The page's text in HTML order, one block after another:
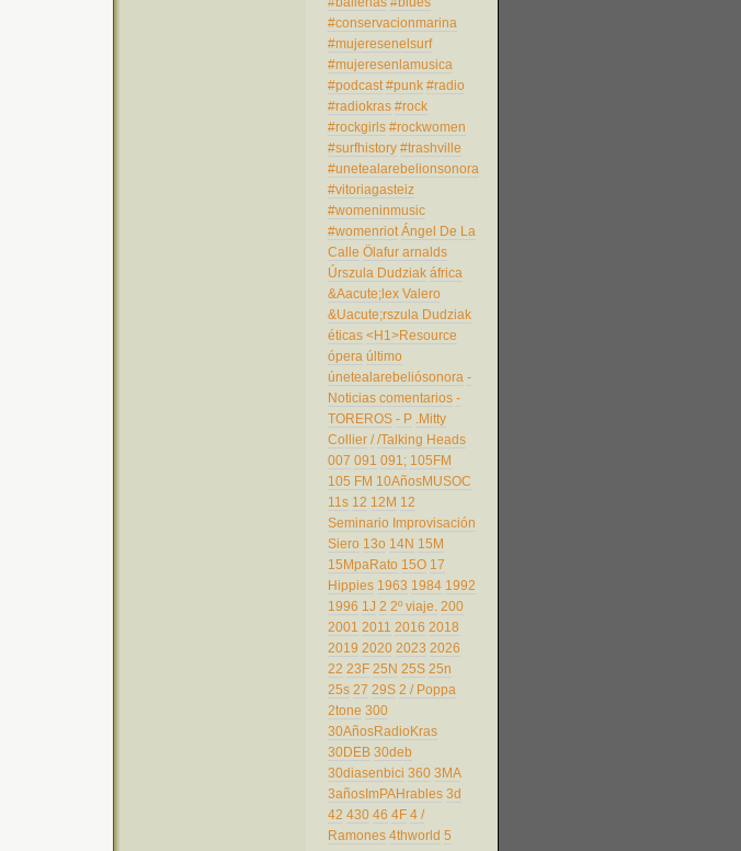
#conservacionmarina
#mujeresenelsurf
#mujeresenlamusica
#podcast #punk #radio
#radiokras #rock
#rockgirls #rockwomen
#surfhistory #trashville
#unetealarebelionsonora
#vitoriagasteiz
#womeninmusic
#womenriot Ángel De La
Calle Ölafur arnalds
Úrszula Dudziak áfrica
&Aacute;lex Valero
&Uacute;rszula Dudziak
éticas <H1>Resource
ópera último
únetealarebeliósonora -
Noticias comentarios -
TOREROS - P .Mitty
Collier / /Talking Heads
007 091 091; 105FM
105 FM 10AñosMUSOC
11s 12 12M 12
Seminario Improvisación
Siero 13o 14N 15M
15MpaRato 15O 17
Hippies 1963 1984 1992
1996 1J 2 2º viaje. 200
2001 2011 2016 2018
2019 2020 2023 2026
22 23F 25N 25S 25n
25s 27 29S 2 / Poppa
2tone 300
30AñosRadioKras
30DEB 30deb
30diasenbici 360 3MA
3añosImPAHrables 3d
42 430 46 4F 4 /
Ramones 4thworld 5